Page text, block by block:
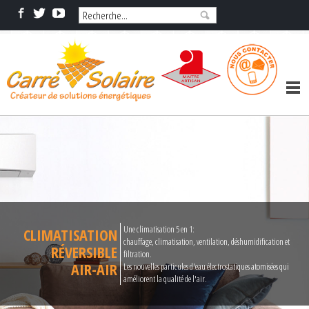
CLIMATISATION
RÉVERSIBLE
AIR-AIR
Une climatisation 5 en 1:
chauffage, climatisation, ventilation, déshumidification et
filtration.
Les nouvelles particules d'eau électrostatiques atomisées qui
améliorent la qualité de l'air.